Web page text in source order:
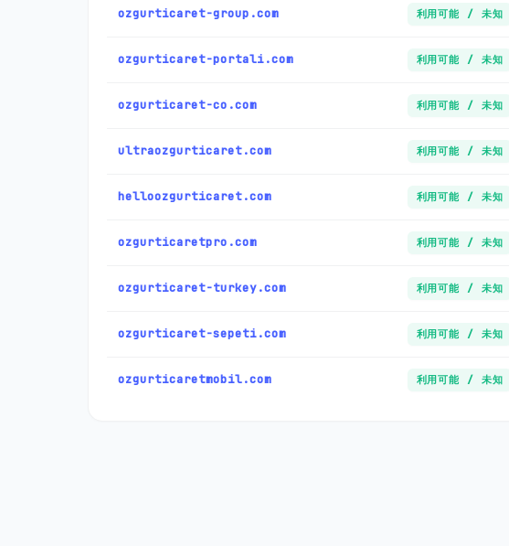
ozgurticaret-group.com 利用可能 / 未知
ozgurticaret-portali.com 利用可能 / 未知
ozgurticaret-co.com 利用可能 / 未知
ultraozgurticaret.com 利用可能 / 未知
helloozgurticaret.com 利用可能 / 未知
ozgurticaretpro.com 利用可能 / 未知
ozgurticaret-turkey.com 利用可能 / 未知
ozgurticaret-sepeti.com 利用可能 / 未知
ozgurticaretmobil.com 利用可能 / 未知